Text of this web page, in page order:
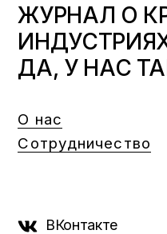
ЖУРНАЛ О
ДА, У НАС
О нас
Сотрудничество
ВКонтакте